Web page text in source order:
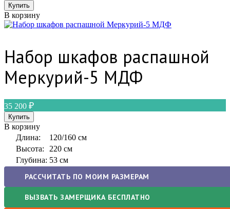
В корзину
Набор шкафов распашной
Меркурий-5 МДФ
35 200
В корзину
Длина:
120/160 см
Высота:
220 см
Глубина: 53 см
РАССЧИТАТЬ ПО МОИМ РАЗМЕРАМ
ВЫЗВАТЬ ЗАМЕРЩИКА БЕСПЛАТНО